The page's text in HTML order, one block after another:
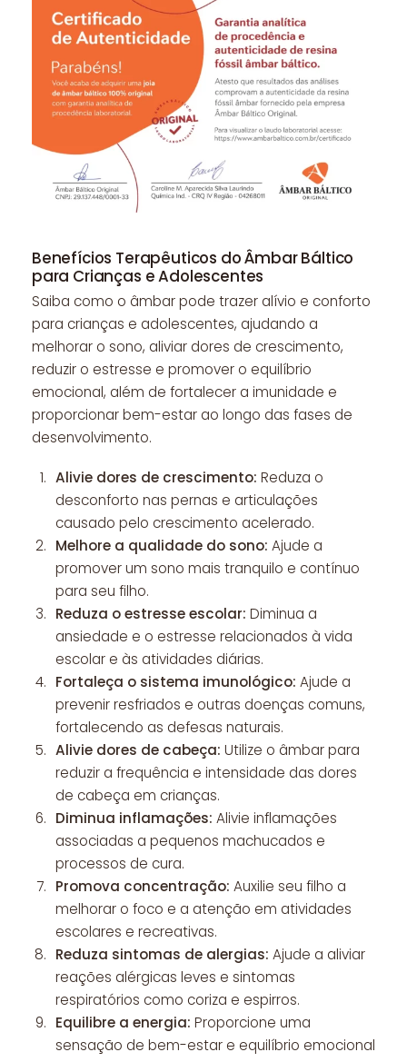
Benefícios Terapêuticos do Âmbar Báltico
para Crianças e Adolescentes
Saiba como o âmbar pode trazer alívio e conforto
para crianças e adolescentes, ajudando a
melhorar o sono, aliviar dores de crescimento,
reduzir o estresse e promover o equilíbrio
emocional, além de fortalecer a imunidade e
proporcionar bem-estar ao longo das fases de
desenvolvimento.
Alivie dores de crescimento: Reduza o
desconforto nas pernas e articulações
causado pelo crescimento acelerado.
Melhore a qualidade do sono: Ajude a
promover um sono mais tranquilo e contínuo
para seu filho.
Reduza o estresse escolar: Diminua a
ansiedade e o estresse relacionados à vida
escolar e às atividades diárias.
Fortaleça o sistema imunológico: Ajude a
prevenir resfriados e outras doenças comuns,
fortalecendo as defesas naturais.
Alivie dores de cabeça: Utilize o âmbar para
reduzir a frequência e intensidade das dores
de cabeça em crianças.
Diminua inflamações: Alivie inflamações
associadas a pequenos machucados e
processos de cura.
Promova concentração: Auxilie seu filho a
melhorar o foco e a atenção em atividades
escolares e recreativas.
Reduza sintomas de alergias: Ajude a aliviar
reações alérgicas leves e sintomas
respiratórios como coriza e espirros.
Equilibre a energia: Proporcione uma
sensação de bem-estar e equilíbrio emocional